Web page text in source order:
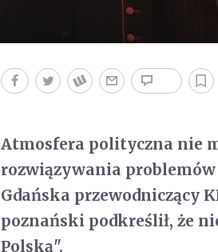
Atmosfera polityczna nie
rozwiązywania
Gdańska przewodniczący
poznański podkreślił, że
Polską".